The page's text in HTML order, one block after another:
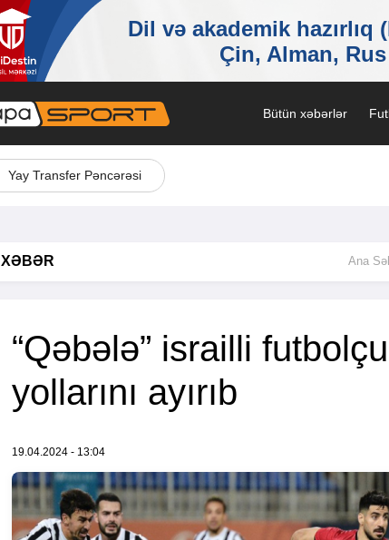
Bütün xəbərlər
Yay Transfer Pəncərəsi
XƏBƏR Ana
“Qəbələ” israilli
yollarını ayırıb
19.04.2024 - 13:04